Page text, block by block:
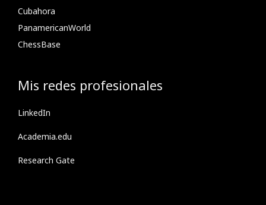
Cubahora
PanamericanWorld
ChessBase
Mis redes profesionales
LinkedIn
Academia.edu
Research Gate